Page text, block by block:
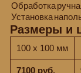
Обработка
Установка
Размеры и
100 x 100 мм
7100 руб.